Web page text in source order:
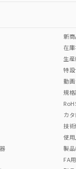
新
在
生
特
動
規
カ
技
使
製
FA